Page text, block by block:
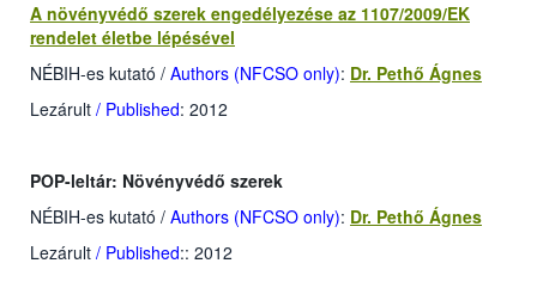
A növényvédő szerek engedélyezése az 1107/2009/EK
rendelet életbe lépésével
NÉBIH-es kutató / Authors (NFCSO only): Dr. Pethő Ágnes
Lezárult / Published: 2012
POP-leltár: Növényvédő szerek
NÉBIH-es kutató / Authors (NFCSO only): Dr. Pethő Ágnes
Lezárult / Published:: 2012